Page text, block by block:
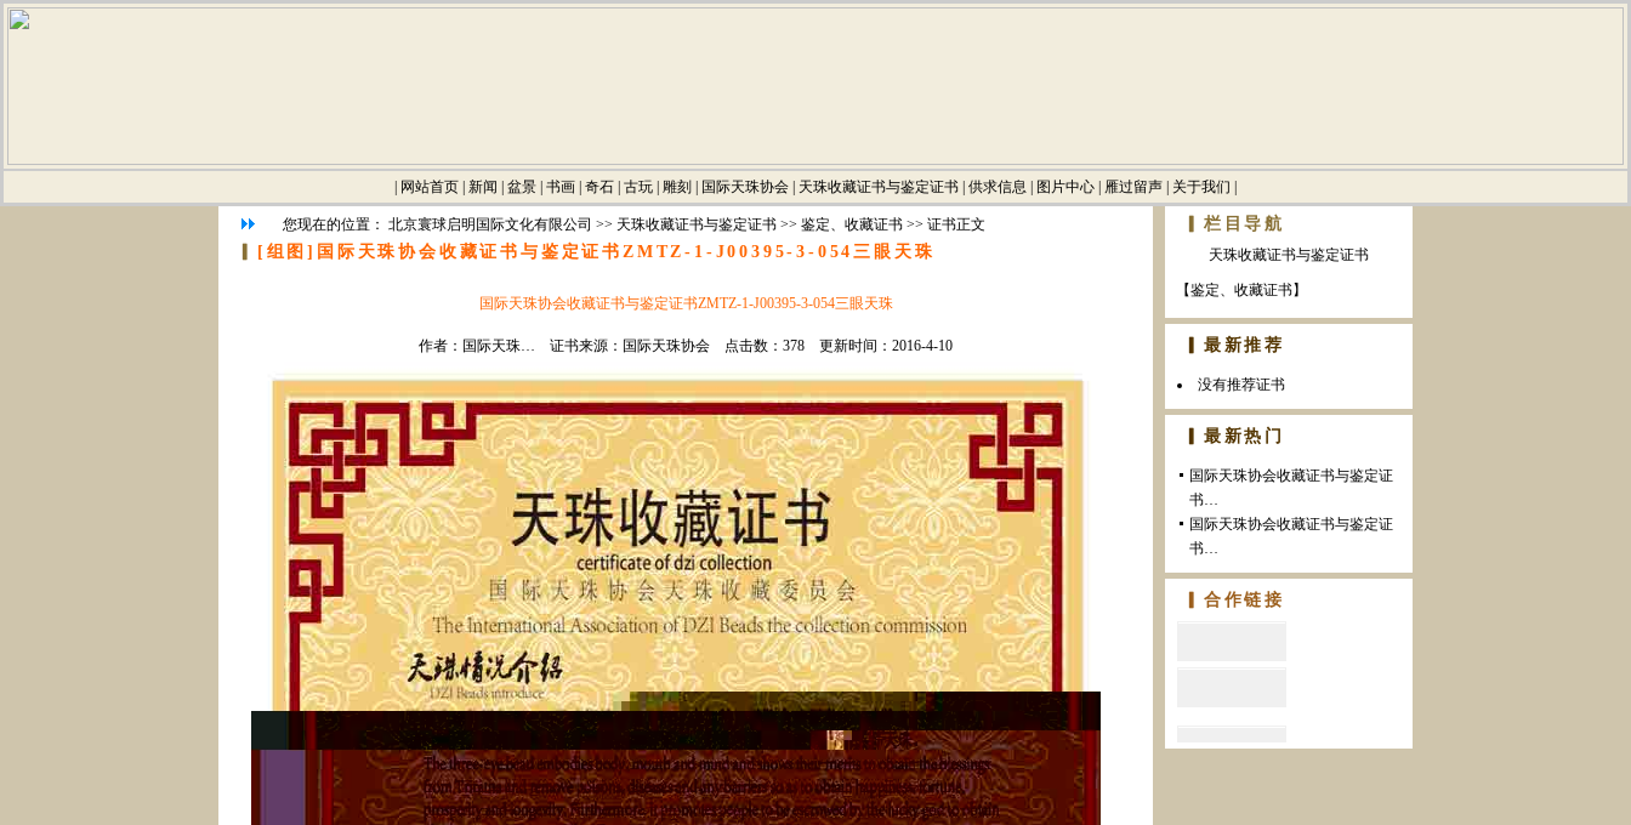
网站首页 新闻 盆景 书画 奇石 古玩 雕刻 国际天珠协会 天珠收藏证书与鉴定证书 供求信息 图片中心 雁过留声 关于我们
您现在的位置： 北京寰球启明国际文化有限公司 >> 天珠收藏证书与鉴定证书 >> 鉴定、收藏证书 >> 证书正文
[组图] 国际天珠协会收藏证书与鉴定证书ZMTZ-1-J00395-3-054三眼天珠
国际天珠协会收藏证书与鉴定证书ZMTZ-1-J00395-3-054三眼天珠
作者：国际天珠… 证书来源：国际天珠协会 点击数：378 更新时间：2016-4-10
▎栏目导航
天珠收藏证书与鉴定证书
【鉴定、收藏证书】
▎最新推荐
没有推荐证书
▎最新热门
国际天珠协会收藏证书与鉴定证
书…
国际天珠协会收藏证书与鉴定证
书…
▎合作链接